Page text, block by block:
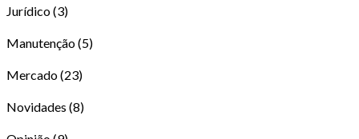
Jurídico(3)
Manutenção(5)
Mercado(23)
Novidades (8)